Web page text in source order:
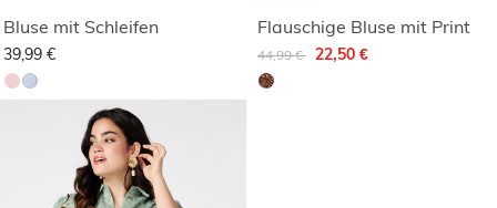
Bluse mit Schleifen
39,99 €
Flauschige Bluse mit Print
Reduziert von
44,99 € auf
22,50 €